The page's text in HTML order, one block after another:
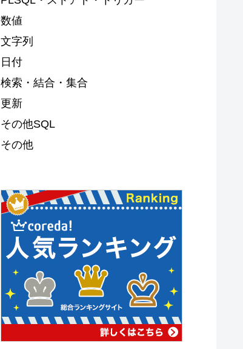
数値
文字列
日付
検索・結合・集合
更新
その他SQL
その他